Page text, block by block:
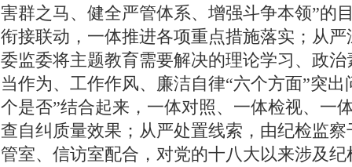
害群之马、健全严管体系、增强斗争本领”的
衔接联动，一体推进各项重点措施落实；从
委监委将主题教育需要解决的理论学习、政
当作为、工作作风、廉洁自律“六个方面”突
个是否”结合起来，一体对照、一体检视、一
查自纠质量效果；从严处置线索，由纪检监
管室、信访室配合，对党的十八大以来涉及